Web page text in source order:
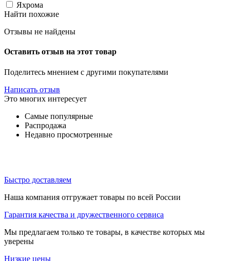
Яхрома
Найти похожие
Отзывы не найдены
Оставить отзыв на этот товар
Поделитесь мнением с другими покупателями
Написать отзыв
Это многих интересует
Самые популярные
Распродажа
Недавно просмотренные
Быстро доставляем
Наша компания отгружает товары по всей России
Гарантия качества и дружественного сервиса
Мы предлагаем только те товары, в качестве которых мы
уверены
Низкие цены